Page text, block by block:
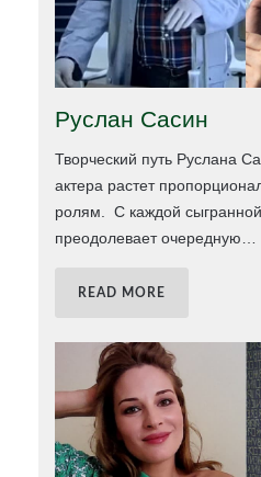
Руслан Сасин
Творческий путь Руслана
актера растет
ролям. С каждой
преодолевает очередную
READ MORE